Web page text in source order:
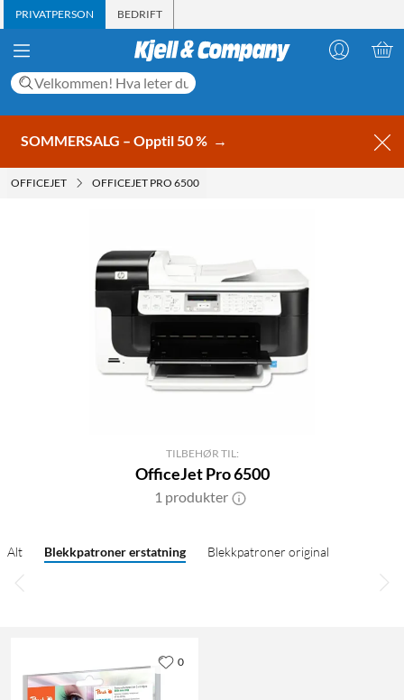
PRIVATPERSON BEDRIFT
SOMMERSALG – Opptil 50 % →
OFFICEJET OFFICEJET PRO 6500
TILBEHØR TIL:
OfficeJet Pro 6500
1 produkter
Alt Blekkpatroner erstatning Blekkpatroner original
0